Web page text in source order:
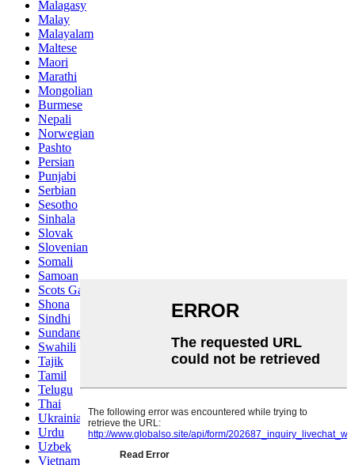
Malagasy
Malay
Malayalam
Maltese
Maori
Marathi
Mongolian
Burmese
Nepali
Norwegian
Pashto
Persian
Punjabi
Serbian
Sesotho
Sinhala
Slovak
Slovenian
Somali
Samoan
Scots Gaelic
Shona
Sindhi
Sundanese
Swahili
Tajik
Tamil
Telugu
Thai
Ukrainian
Urdu
Uzbek
Vietnamese